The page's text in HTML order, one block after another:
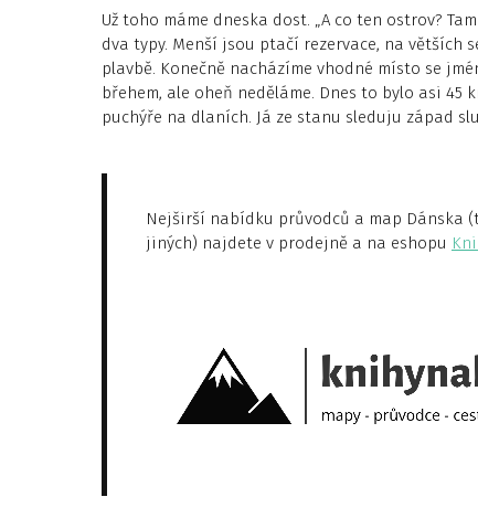
Už toho máme dneska dost. „A co ten ostrov?
dva typy. Menší jsou ptačí rezervace, na větších
plavbě. Konečně nacházíme vhodné místo se
břehem, ale oheň neděláme. Dnes to bylo asi
puchýře na dlaních. Já ze stanu sleduju západ
Nejširší nabídku průvodců a map Dánska
jiných) najdete v prodejně a na eshopu